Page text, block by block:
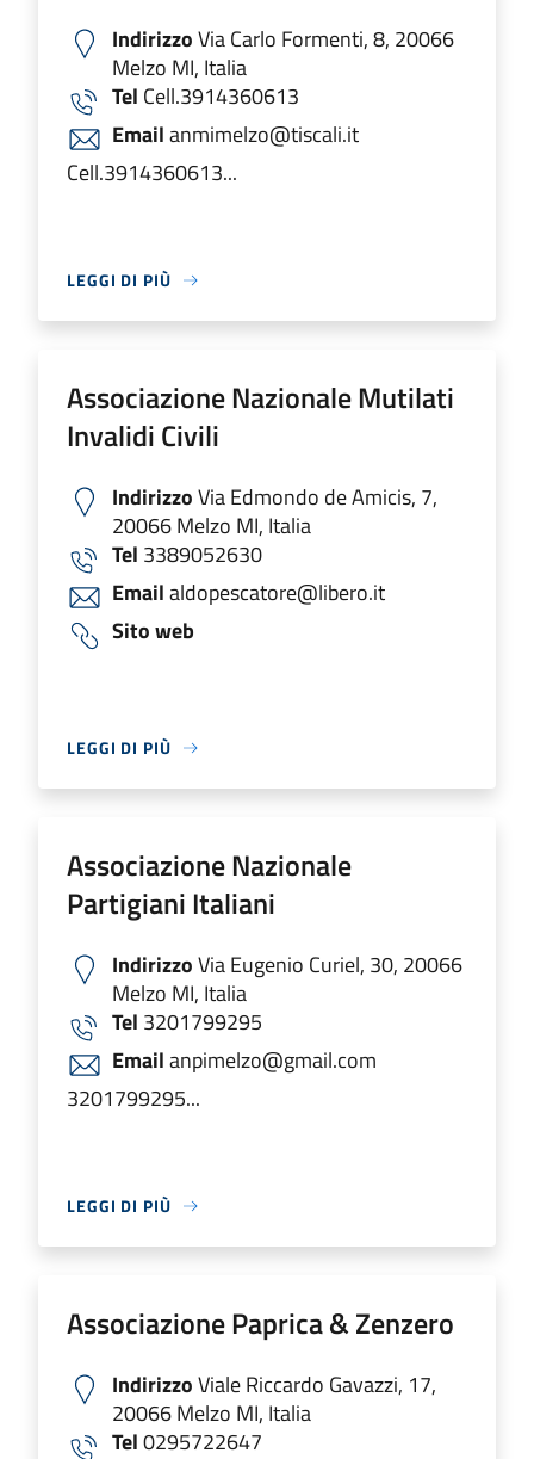
IndirizzoVia Carlo Formenti, 8, 20066
Melzo MI, Italia
Tel Cell.3914360613
Emailanmimelzo@tiscali.it
Cell.3914360613...
LEGGI DI PIÙ
Associazione Nazionale Mutilati
Invalidi Civili
IndirizzoVia Edmondo de Amicis, 7,
20066 Melzo MI, Italia
Tel 3389052630
Emailaldopescatore@libero.it
Sito web
LEGGI DI PIÙ
Associazione Nazionale
Partigiani Italiani
IndirizzoVia Eugenio Curiel, 30, 20066
Melzo MI, Italia
Tel 3201799295
Emailanpimelzo@gmail.com
3201799295...
LEGGI DI PIÙ
Associazione Paprica & Zenzero
IndirizzoViale Riccardo Gavazzi, 17,
20066 Melzo MI, Italia
Tel0295722647